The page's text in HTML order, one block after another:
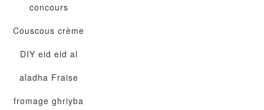
concours
Couscous crème
DIY eid eid al
aladha Fraise
fromage ghriyba